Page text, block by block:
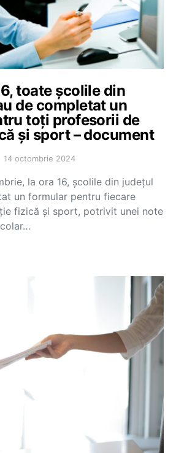
toate școlile din
de completat un
toți profesorii de
și sport – document
14 octombrie 2024
la ora 16, școlile din județul
un formular pentru fiecare
fizică și sport, potrivit unei note